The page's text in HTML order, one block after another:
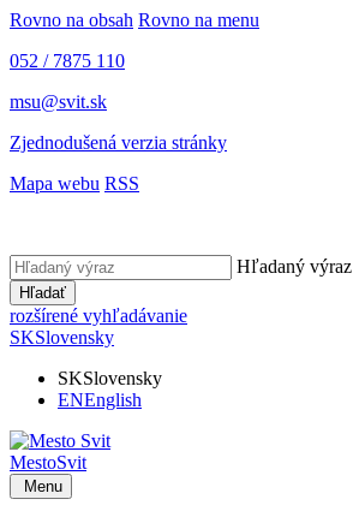
Rovno na obsah Rovno na menu
052 / 7875 110
msu@svit.sk
Zjednodušená verzia stránky
Mapa webu RSS
Hľadaný výraz
Hľadať
rozšírené vyhľadávanie
SKSlovensky
SKSlovensky
ENEnglish
MestoSvit
Menu